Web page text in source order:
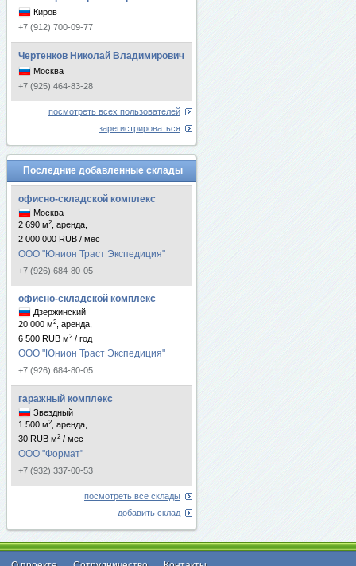
Киров
+7 (912) 700-09-77
Чертенков Николай Владимирович
Москва
+7 (925) 464-83-28
посмотреть всех пользователей
зарегистрироваться
Последние добавленные склады
офисно-складской комплекс
Москва
2 690 м2
, аренда,
2 000 000 RUB / мес
ООО "Юнион Траст Экспедиция"
+7 (926) 684-80-05
офисно-складской комплекс
Дзержинский
20 000 м2
, аренда,
6 500 RUB м2 / год
ООО "Юнион Траст Экспедиция"
+7 (926) 684-80-05
гаражный комплекс
Звездный
1 500 м2
, аренда,
30 RUB м2 / мес
ООО "Формат"
+7 (932) 337-00-53
посмотреть все склады
добавить склад